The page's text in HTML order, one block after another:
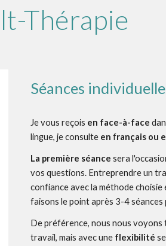
Thérapie
Séances
Je vous reçois en face-à-face
lingue, je consulte enfrançais ou
La première séancesera
vos questions. Entreprendre un
confiance avec la méthode choisie
faisons le point après 3-4
De préférence, nous nous
travail, mais avec une flexibilité